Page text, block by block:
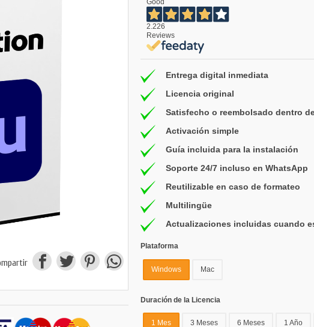
2.226
Reviews
Entrega digital inmediata
Licencia original
Satisfecho o reembolsado dentro
Activación simple
Guía incluida para la instalación
Soporte 24/7 incluso en WhatsApp
Reutilizable en caso de formateo
Multilingüe
Actualizaciones incluidas cuando
Plataforma
Windows Mac
Duración de la Licencia
1 Mes 3 Meses 6 Meses 1 Año